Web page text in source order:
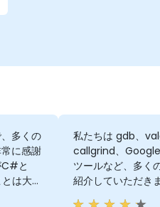
多くの
に感謝
C#と
は大き
ってい
私たちは gdb、
callgrind、
ツールなど、多く
紹介していただき
礎知識を得るため